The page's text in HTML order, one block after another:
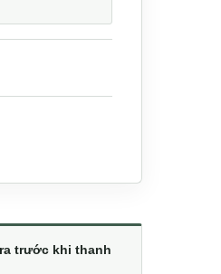
trước khi thanh